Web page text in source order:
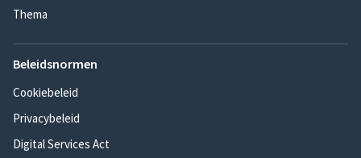
Thema
Beleidsnormen
Cookiebeleid
Privacybeleid
Digital Services Act